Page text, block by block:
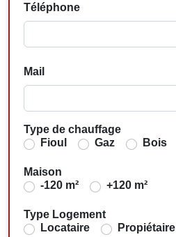
Téléphone
Mail
Type de chauffage
Fioul
Gaz Bois
Maison
-120 m²
+120 m²
Type Logement
Locataire
Propiétaire